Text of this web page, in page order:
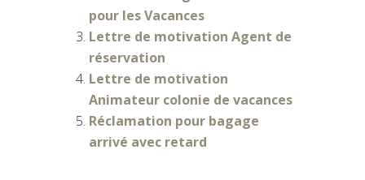
pour les Vacances
Lettre de motivation Agent de
réservation
Lettre de motivation
Animateur colonie de vacances
Réclamation pour bagage
arrivé avec retard